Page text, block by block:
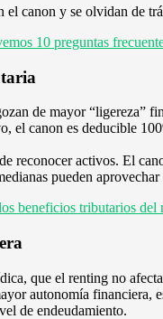
el canon y se olvidan de
10 preguntas
de mayor “ligereza”
el canon es deducible
reconocer activos. El
pueden
beneficios tributarios del
que el renting no
autonomía financiera,
de endeudamiento.